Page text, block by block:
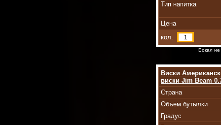
Тип напитка
Цена
кол.
Бокал не
Виски
виски Jim Beam
Страна
Объем бутылки
Градус